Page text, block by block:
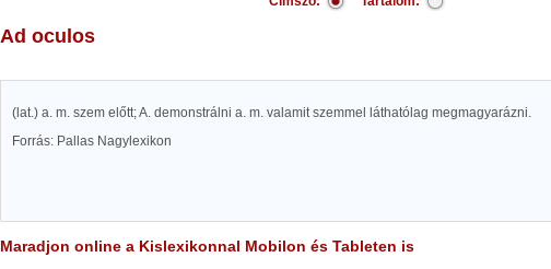
Ad oculos
(lat.) a. m. szem előtt; A. demonstrálni a. m. valamit szemmel láthatólag megmagyarázni.
Forrás: Pallas Nagylexikon
Maradjon online a Kislexikonnal Mobilon és Tableten is